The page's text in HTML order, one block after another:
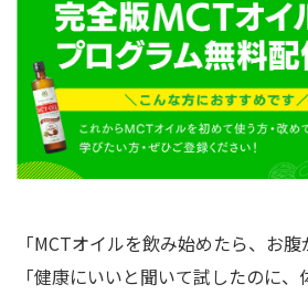
「MCTオイルを飲み始めたら、お腹
「健康にいいと聞いて試したのに